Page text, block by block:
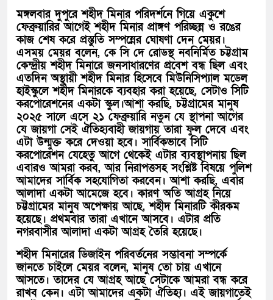
মঙ্গলবার দুপুরে শহীদ মিনার পরিদর্শনে গিয়ে একুশে
ফেব্রুয়ারির আগেই শহীদ মিনার প্রাঙ্গণ পরিচ্ছন্ন ও রঙের
কাজ শেষ করে প্রস্তুতি সম্পন্নের ঘোষণা দেন মেয়র।
এসময় মেয়র বলেন, কে সি দে রোডস্থ নবনির্মিত চট্টগ্রাম
কেন্দ্রীয় শহীদ মিনারে জনসাধারণের প্রবেশ বন্ধ ছিল এবং
এতদিন অস্থায়ী শহীদ মিনার হিসেবে মিউনিসিপ্যাল মডেল
হাইস্কুলে শহীদ মিনারকে ব্যবহার করা হয়েছে, সেটাও সিটি
করপোরেশনের একটা স্কুল।আশা করছি, চট্টগ্রামের মানুষ
২০২৫ সালে এসে ২১ ফেব্রুয়ারি নতুন যে স্থাপনা আগের
যে জায়গা সেই ঐতিহ্যবাহী জায়গায় তারা ফুল দেবে এবং
এটা উন্মুক্ত করে দেওয়া হবে। সার্বিকভাবে সিটি
করপোরেশন যেহেতু আগে থেকেই এটার ব্যবস্থাপনায় ছিল
এবারও আমরা করব, আর নিরাপত্তসহ সংশ্লিষ্ট বিষয়ে পুলিশ
আমাদের সার্বিক সহযোগিতা করবেন। আশা করছি, এবার
আলাদা একটা আমেজে হবে। কারণ অতি আগ্রহ নিয়ে
চট্টগ্রামের মানুষ অপেক্ষায় আছে, শহীদ মিনারটি কীরকম
হয়েছে। প্রথমবার তারা এখানে আসবে। এটার প্রতি
নগরবাসীর আলাদা একটা আগ্রহ তৈরি হয়েছে।
শহীদ মিনারের ডিজাইন পরিবর্তনের সম্ভাবনা সম্পর্কে
জানতে চাইলে মেয়র বলেন, মানুষ তো চায় এখানে
আসতে। তাদের যে আগ্রহ আছে সেটাকে আমরা বন্ধ করে
রাখব কেন। এটা আমাদের একটা ঐতিহ্য। এই জায়গাতেই